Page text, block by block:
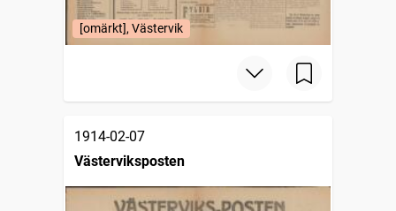
[omärkt], Västervik
1914-02-07
Västerviksposten